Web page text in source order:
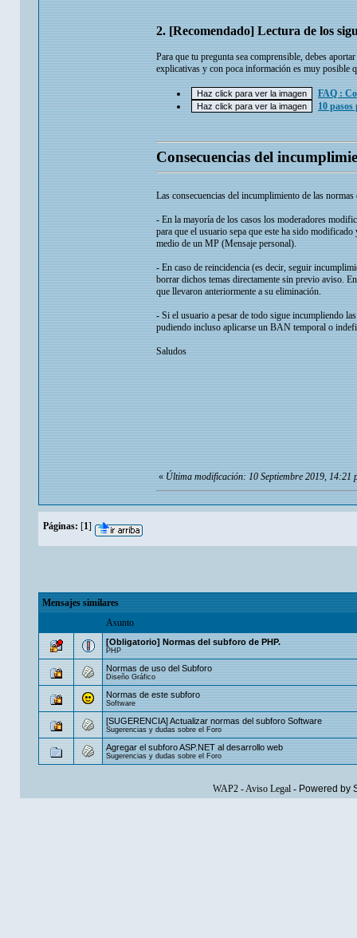
2. [Recomendado] Lectura de los
Para que tu pregunta sea comprensible, debes
explicativas y con poca información es muy posible
FAQ :
10
Consecuencias del
Las consecuencias del incumplimiento de las
- En la mayoría de los casos los moderadores
para que el usuario sepa que este ha sido
medio de un MP (Mensaje personal).
- En caso de reincidencia (es decir, seguir
borrar dichos temas directamente sin previo aviso.
que llevaron anteriormente a su eliminación.
- Si el usuario a pesar de todo sigue incumpliendo
pudiendo incluso aplicarse un BAN temporal o
Saludos
«Última modificación: 10 Septiembre 2019, 14:21
Páginas: [1]
Mensajes similares
Asunto
[Obligatorio] Normas del subforo de PHP.
PHP
Normas de uso del Subforo
Diseño Gráfico
Normas de este subforo
Software
[SUGERENCIA] Actualizar normas del subforo Software
Sugerencias y dudas sobre el Foro
Agregar el subforo ASP.NET al desarrollo web
Sugerencias y dudas sobre el Foro
WAP2-Aviso Legal- Powered by